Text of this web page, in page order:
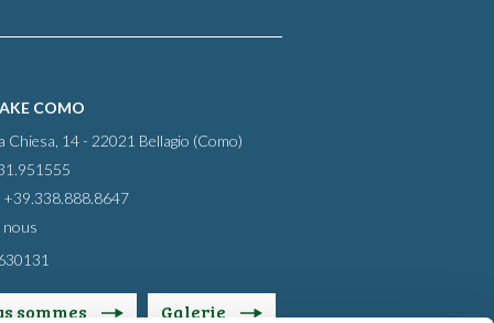
COMO
Chiesa, 14 - 22021 Bellagio (Como)
+39.338.888.8647
nous
sommes Galerie